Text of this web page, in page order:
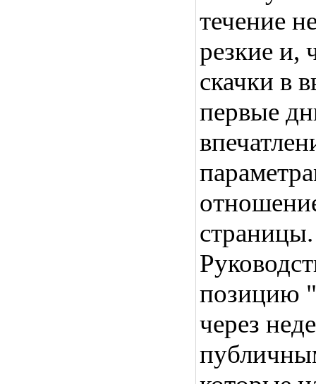
течение
резкие и,
скачки в
первые
позицию
через